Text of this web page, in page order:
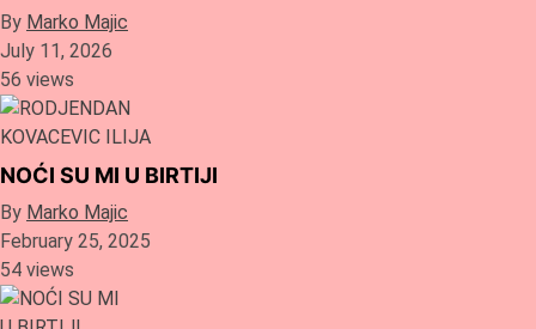
By Marko Majic
July 11, 2026
56 views
KOVACEVIC ILIJA
NOĆI SU MI U BIRTIJI
By Marko Majic
February 25, 2025
54 views